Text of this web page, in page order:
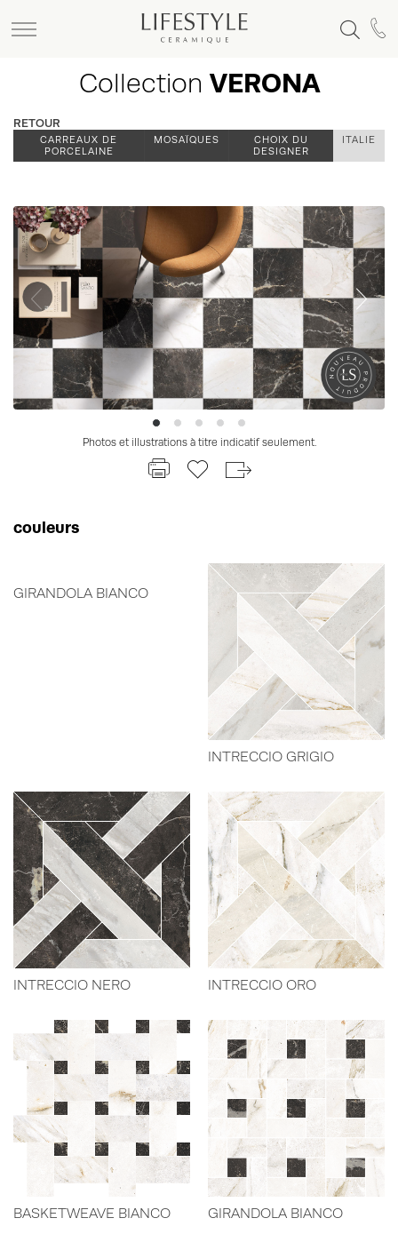
Collection VERONA
RETOUR
CARREAUX DE
PORCELAINE
MOSAÏQUES
CHOIX DU
DESIGNER
ITALIE
Photos et illustrations à titre indicatif seulement.
couleurs
GIRANDOLA BIANCO
INTRECCIO GRIGIO
INTRECCIO NERO INTRECCIO ORO
BASKETWEAVE BIANCO GIRANDOLA BIANCO